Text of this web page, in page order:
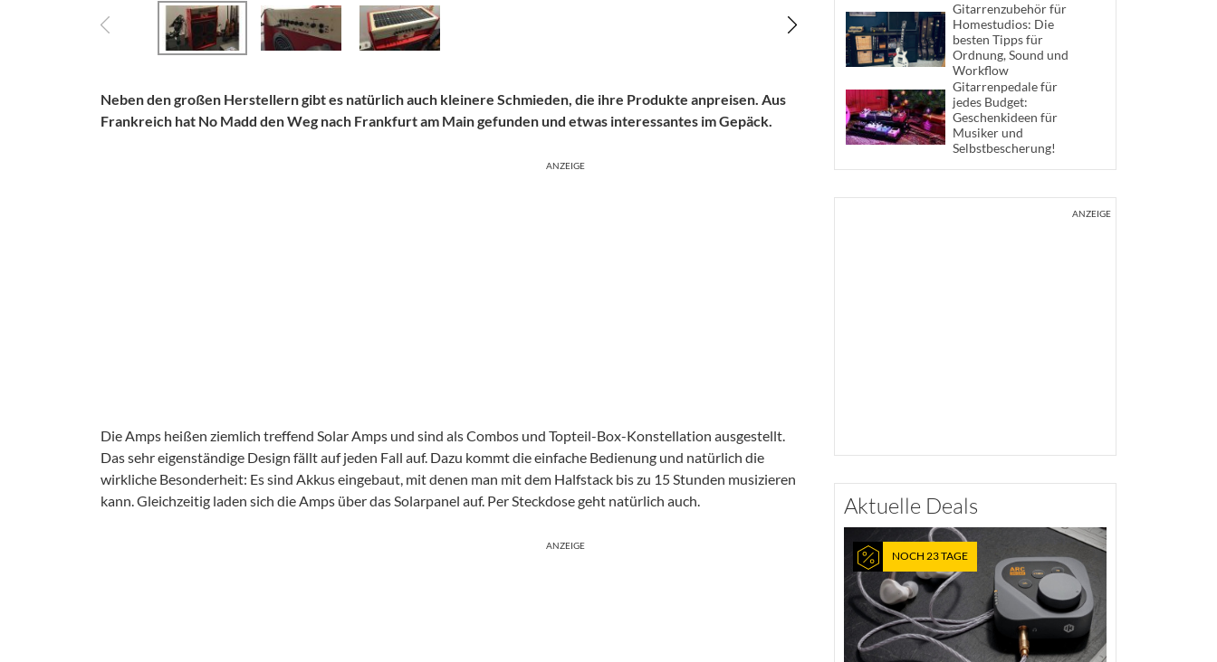
Neben den großen Herstellern gibt es natürlich auch kleinere Schmieden, die ihre Produkte anpreisen. Aus
Frankreich hat No Madd den Weg nach Frankfurt am Main gefunden und etwas interessantes im Gepäck.
ANZEIGE
Die Amps heißen ziemlich treffend Solar Amps und sind als Combos und Topteil-Box-Konstellation ausgestellt.
Das sehr eigenständige Design fällt auf jeden Fall auf. Dazu kommt die einfache Bedienung und natürlich die
wirkliche Besonderheit: Es sind Akkus eingebaut, mit denen man mit dem Halfstack bis zu 15 Stunden musizieren
kann. Gleichzeitig laden sich die Amps über das Solarpanel auf. Per Steckdose geht natürlich auch.
ANZEIGE
Gitarrenzubehör für
Homestudios: Die
besten Tipps für
Ordnung, Sound und
Workflow
Gitarrenpedale für
jedes Budget:
Geschenkideen für
Musiker und
Selbstbescherung!
ANZEIGE
Aktuelle Deals
NOCH 23 TAGE